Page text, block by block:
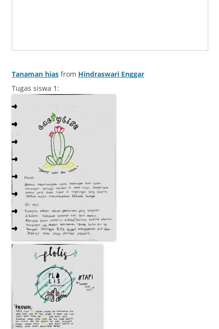
Tanaman hias from Hindraswari Enggar
Tugas siswa 1: